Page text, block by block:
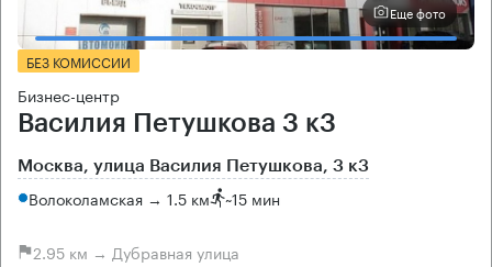
Еще фото
БЕЗ КОМИССИИ
Бизнес-центр
Василия Петушкова 3 к3
Москва, улица Василия Петушкова, 3 к3
Волоколамская → 1.5 км ~15 мин
2.95 км → Дубравная улица